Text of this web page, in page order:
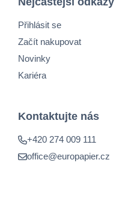
Přihlásit se
Začít nakupovat
Novinky
Kariéra
Kontaktujte nás
+420 274 009 111
office@europapier.cz